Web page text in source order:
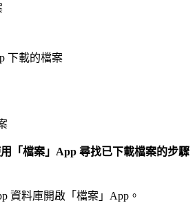
下載的檔案
「檔案」App 尋找已下載檔案的步驟
資料庫開啟「檔案」App。